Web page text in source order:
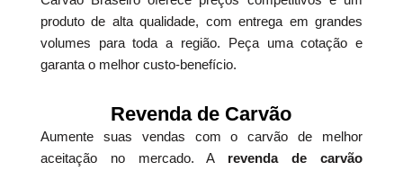
produto de alta qualidade, com entrega em grandes
volumes para toda a região. Peça uma cotação e
garanta o melhor custo-benefício.
Revenda de Carvão
Aumente suas vendas com o carvão de melhor
aceitação no mercado. A revenda de carvão